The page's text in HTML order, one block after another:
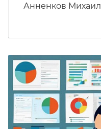
Анненков Михаил